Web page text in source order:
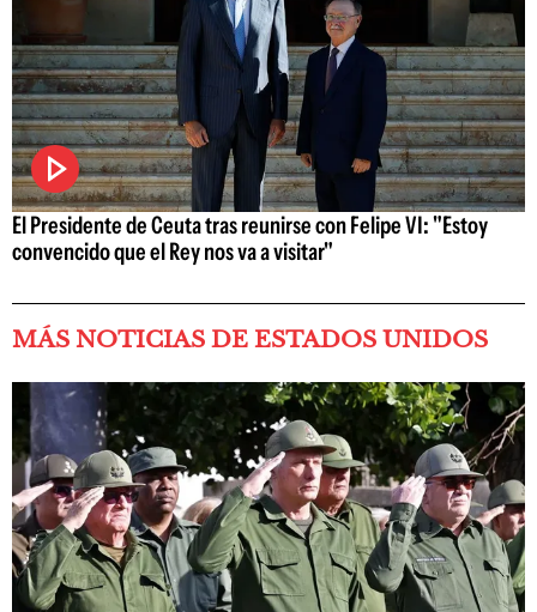
El Presidente de Ceuta tras reunirse con Felipe VI: "Estoy
convencido que el Rey nos va a visitar"
MÁS NOTICIAS DE ESTADOS UNIDOS